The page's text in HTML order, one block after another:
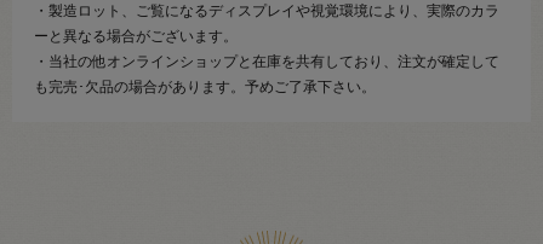
・製造ロット、ご覧になるディスプレイや視覚環境により、実際のカラ
ーと異なる場合がございます。
・当社の他オンラインショップと在庫を共有しており、注文が確定して
も完売･欠品の場合があります。予めご了承下さい。